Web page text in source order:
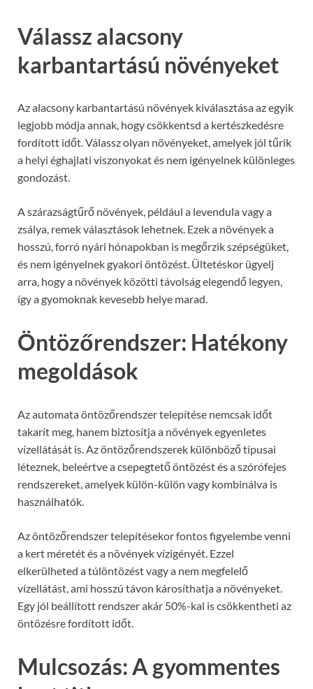
Válassz alacsony
karbantartású növényeket
Az alacsony karbantartású növények kiválasztása az egyik
legjobb módja annak, hogy csökkentsd a kertészkedésre
fordított időt. Válassz olyan növényeket, amelyek jól tűrik
a helyi éghajlati viszonyokat és nem igényelnek különleges
gondozást.
A szárazságtűrő növények, például a levendula vagy a
zsálya, remek választások lehetnek. Ezek a növények a
hosszú, forró nyári hónapokban is megőrzik szépségüket,
és nem igényelnek gyakori öntözést. Ültetéskor ügyelj
arra, hogy a növények közötti távolság elegendő legyen,
így a gyomoknak kevesebb helye marad.
Öntözőrendszer: Hatékony
megoldások
Az automata öntözőrendszer telepítése nemcsak időt
takarít meg, hanem biztosítja a növények egyenletes
vízellátását is. Az öntözőrendszerek különböző típusai
léteznek, beleértve a csepegtető öntözést és a szórófejes
rendszereket, amelyek külön-külön vagy kombinálva is
használhatók.
Az öntözőrendszer telepítésekor fontos figyelembe venni
a kert méretét és a növények vízigényét. Ezzel
elkerülheted a túlöntözést vagy a nem megfelelő
vízellátást, ami hosszú távon károsíthatja a növényeket.
Egy jól beállított rendszer akár 50%-kal is csökkentheti az
öntözésre fordított időt.
Mulcsozás: A gyommentes